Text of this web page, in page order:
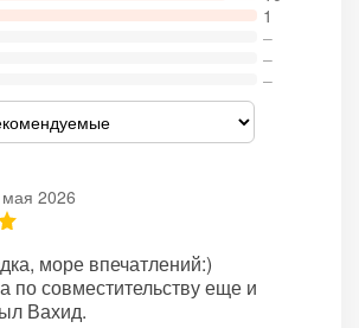
1
–
–
–
2026
море впечатлений:)
по совместительству еще и
Вахид.